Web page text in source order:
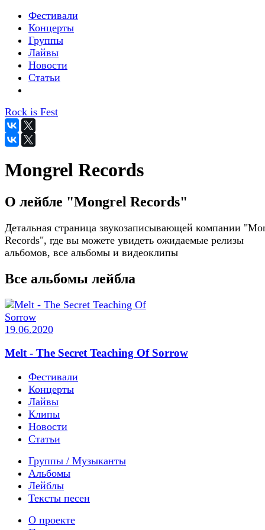
Фестивали
Концерты
Группы
Лайвы
Новости
Статьи
Rock is Fest
Mongrel Records
О лейбле "Mongrel Records"
Детальная страница звукозаписывающей компании
Records", где вы можете увидеть ожидаемые релизы
альбомов, все альбомы и видеоклипы
Все альбомы лейбла
19.06.2020
Melt - The Secret Teaching Of Sorrow
Фестивали
Концерты
Лайвы
Клипы
Новости
Статьи
Группы / Музыканты
Альбомы
Лейблы
Тексты песен
О проекте